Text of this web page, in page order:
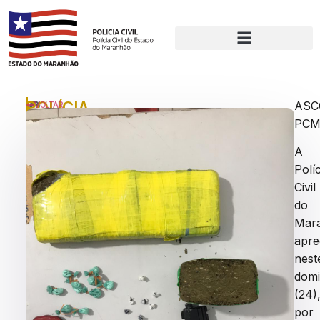
P
u
d
o
e
m
:
s
POLÍCIA
CIVIL
ESTADO
DO
MARANHÃO
APREENDE
GRANDE
QUANTIDADE
DE
DROGAS
VOLTAR
A
Civil
do
por